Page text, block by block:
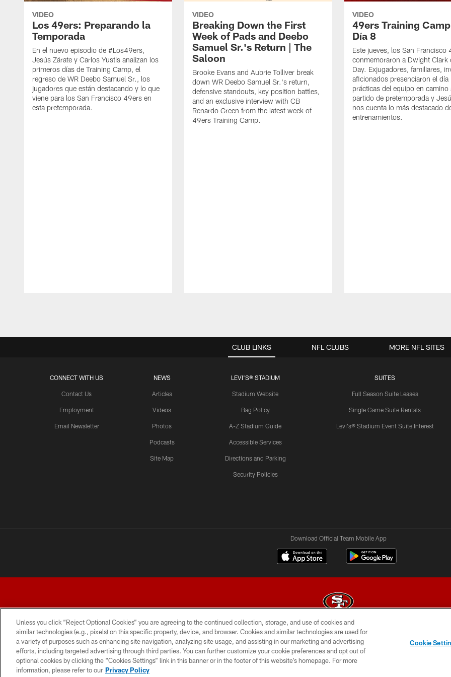
VIDEO
Los 49ers: Preparando la
Temporada
En el nuevo episodio de #Los49ers,
Jesús Zárate y Carlos Yustis analizan los
primeros días de Training Camp, el
regreso de WR Deebo Samuel Sr., los
jugadores que están destacando y lo que
viene para los San Francisco 49ers en
esta pretemporada.
VIDEO
Breaking Down the First
Week of Pads and Deebo
Samuel Sr.'s Return | The
Saloon
Brooke Evans and Aubrie Tolliver break
down WR Deebo Samuel Sr.'s return,
defensive standouts, key position battles,
and an exclusive interview with CB
Renardo Green from the latest week of
49ers Training Camp.
VIDEO
49ers Training
Día 8
Este jueves, los San Francisco
conmemoraron a Dwight Clark
Day. Exjugadores, familiares,
aficionados presenciaron el día
prácticas del equipo en camino
partido de pretemporada y
nos cuenta lo más destacado
entrenamientos.
CLUB LINKS
CONNECT WITH US
Contact Us
Employment
Email Newsletter
NEWS
Articles
Videos
Photos
Podcasts
Site Map
LEVI'S® STADIUM
Stadium Website
Bag Policy
A-Z Stadium Guide
Accessible Services
Directions and Parking
Security Policies
SUITES
Full Season Suite Leases
Single Game Suite Rentals
Levi's® Stadium Event Suite Interest
NFL CLUBS MORE NFL SITES
Download Official Team Mobile App
© 2026 Forty Niners Football Company LLC
TERMS AND CONDITIONS PRIVACY POLICY ACCESSIBILITY CONTACT US AD CHOICES YOUR
Unless you click “Reject Optional Cookies” you are agreeing to the continued collection, storage, and use of cookies and
similar technologies (e.g., pixels) on this specific property, device, and browser. Cookies and similar technologies are used for
a variety of purposes such as enhancing site navigation, analyzing site usage, and assisting in our marketing and advertising
efforts, including targeted advertising through third parties. You can further customize your cookie preferences and opt out of
optional cookies by clicking the “Cookies Settings” link in this banner or in the footer of this website’s homepage. For more
information, please refer to our Privacy Policy
Cookie